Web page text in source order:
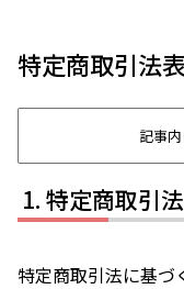
特定商取引法
記事
特定商取引
特定商取引法に基づ